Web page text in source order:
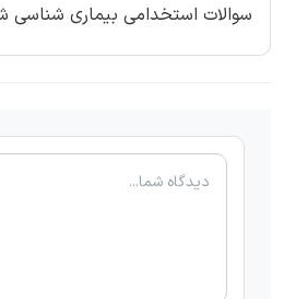
سوالات استخدامی بیماری شناسی شامل